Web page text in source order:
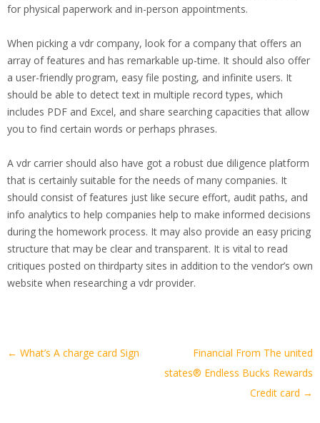
for physical paperwork and in-person appointments.
When picking a vdr company, look for a company that offers an
array of features and has remarkable up-time. It should also offer
a user-friendly program, easy file posting, and infinite users. It
should be able to detect text in multiple record types, which
includes PDF and Excel, and share searching capacities that allow
you to find certain words or perhaps phrases.
A vdr carrier should also have got a robust due diligence platform
that is certainly suitable for the needs of many companies. It
should consist of features just like secure effort, audit paths, and
info analytics to help companies help to make informed decisions
during the homework process. It may also provide an easy pricing
structure that may be clear and transparent. It is vital to read
critiques posted on thirdparty sites in addition to the vendor’s own
website when researching a vdr provider.
Artikel-
← What’s A charge card Sign
Financial From The united
states® Endless Bucks Rewards
Credit card →